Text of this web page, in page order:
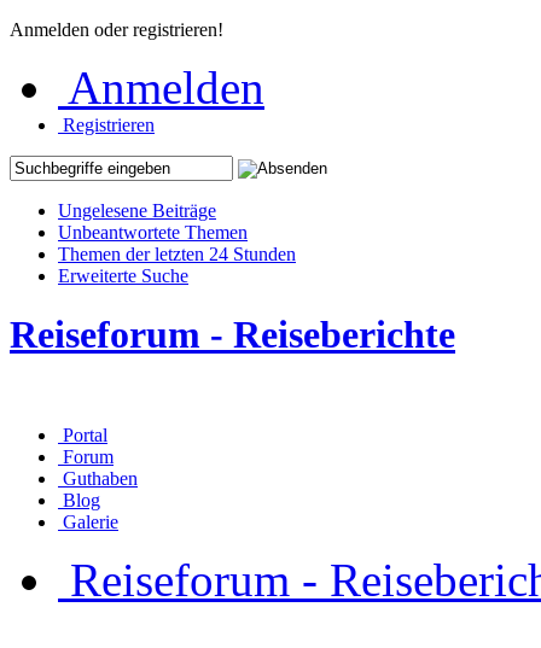
Anmelden oder registrieren!
Anmelden
Registrieren
Ungelesene Beiträge
Unbeantwortete Themen
Themen der letzten 24 Stunden
Erweiterte Suche
Reiseforum - Reiseberichte
Portal
Forum
Guthaben
Blog
Galerie
Reiseforum -